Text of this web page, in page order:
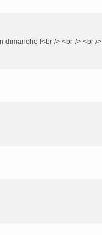
dimanche !<br /> <br /> <br />